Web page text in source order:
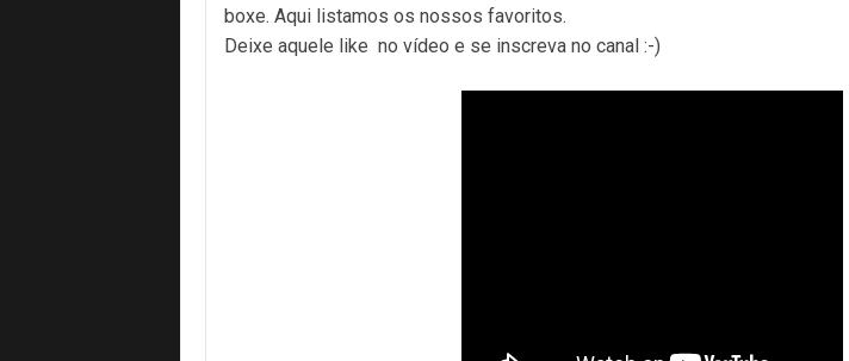
boxe. Aqui listamos os nossos favoritos.
Deixe aquele like no vídeo e se inscreva no canal :-)